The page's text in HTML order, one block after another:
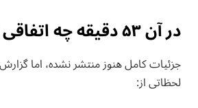
در آن ۵۳ دقیقه چه اتفاقی افتاد؟
جزئیات کامل هنوز منتشر نشده، اما
لحظاتی از: